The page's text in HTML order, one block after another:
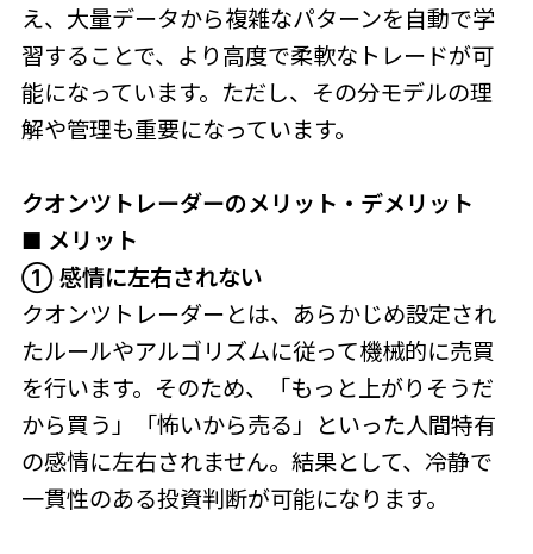
え、大量データから複雑なパターンを自動で学
習することで、より高度で柔軟なトレードが可
能になっています。ただし、その分モデルの理
解や管理も重要になっています。
クオンツトレーダーのメリット・デメリット
■ メリット
① 感情に左右されない
クオンツトレーダーとは、あらかじめ設定され
たルールやアルゴリズムに従って機械的に売買
を行います。そのため、「もっと上がりそうだ
から買う」「怖いから売る」といった人間特有
の感情に左右されません。結果として、冷静で
一貫性のある投資判断が可能になります。